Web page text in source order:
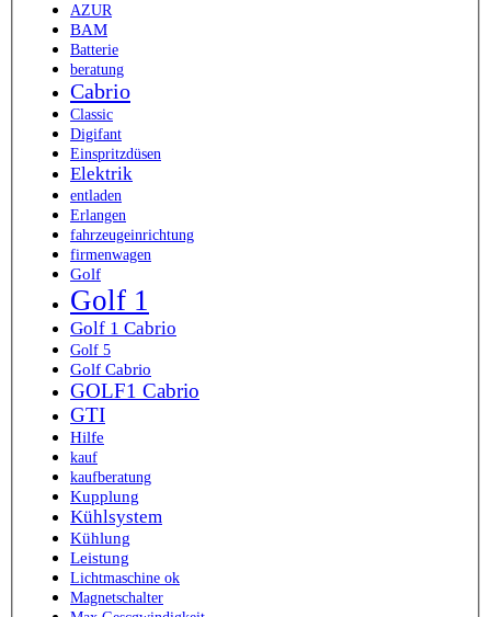
AZUR
BAM
Batterie
beratung
Cabrio
Classic
Digifant
Einspritzdüsen
Elektrik
entladen
Erlangen
fahrzeugeinrichtung
firmenwagen
Golf
Golf 1
Golf 1 Cabrio
Golf 5
Golf Cabrio
GOLF1 Cabrio
GTI
Hilfe
kauf
kaufberatung
Kupplung
Kühlsystem
Kühlung
Leistung
Lichtmaschine ok
Magnetschalter